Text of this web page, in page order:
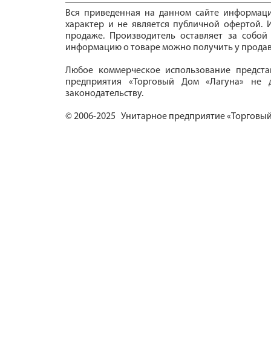
Вся приведенная на данном сайте
характер и не является публичной офертой.
продаже. Производитель оставляет за
информацию о товаре можно получить у
Любое коммерческое использование
предприятия «Торговый Дом «Лагуна» не
законодательству.
© 2006-2025 Унитарное предприятие